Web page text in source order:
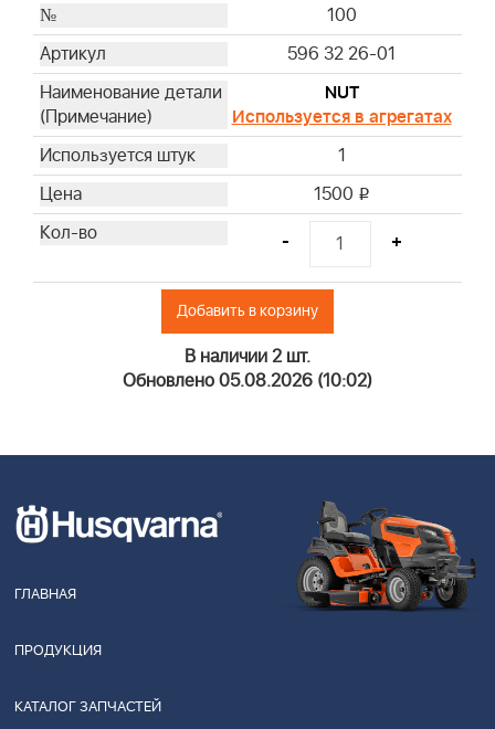
100
596 32 26-01
NUT
Используется в агрегатах
1
1500 i
- +
Добавить в корзину
В наличии 2 шт.
Обновлено 05.08.2026 (10:02)
ГЛАВНАЯ
ПРОДУКЦИЯ
КАТАЛОГ ЗАПЧАСТЕЙ